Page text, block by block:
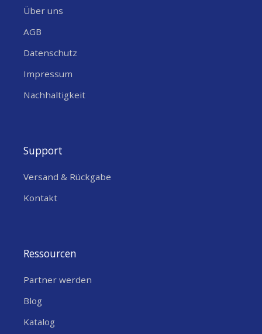
Über uns
AGB
Datenschutz
Impressum
Nachhaltigkeit
Support
Versand & Rückgabe
Kontakt
Ressourcen
Partner werden
Blog
Katalog